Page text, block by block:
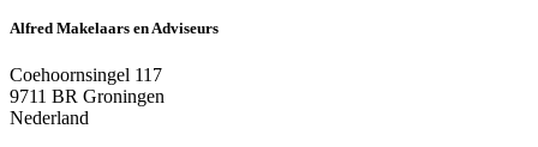
Alfred Makelaars en Adviseurs
Coehoornsingel 117
9711 BR Groningen
Nederland